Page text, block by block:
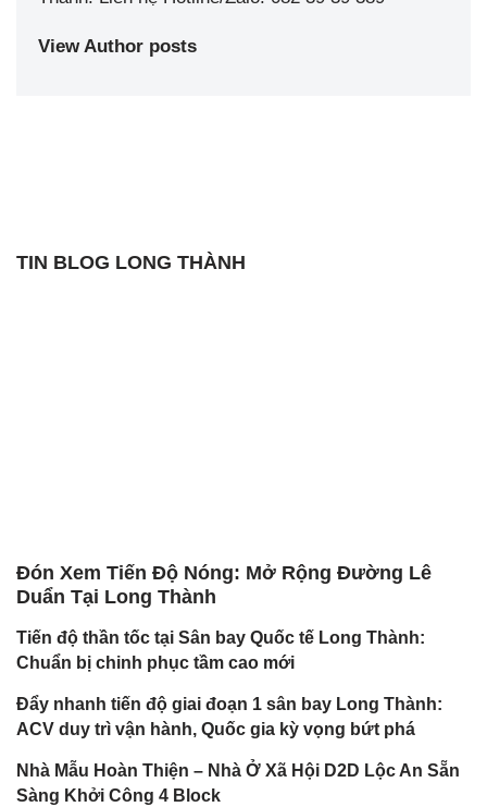
View Author posts
TIN BLOG LONG THÀNH
Đón Xem Tiến Độ Nóng: Mở Rộng Đường Lê
Duẩn Tại Long Thành
Tiến độ thần tốc tại Sân bay Quốc tế Long Thành:
Chuẩn bị chinh phục tầm cao mới
Đẩy nhanh tiến độ giai đoạn 1 sân bay Long Thành:
ACV duy trì vận hành, Quốc gia kỳ vọng bứt phá
Nhà Mẫu Hoàn Thiện – Nhà Ở Xã Hội D2D Lộc An Sẵn
Sàng Khởi Công 4 Block